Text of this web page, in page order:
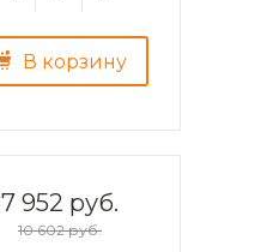
В корзину
7 952 руб.
10 602 руб.